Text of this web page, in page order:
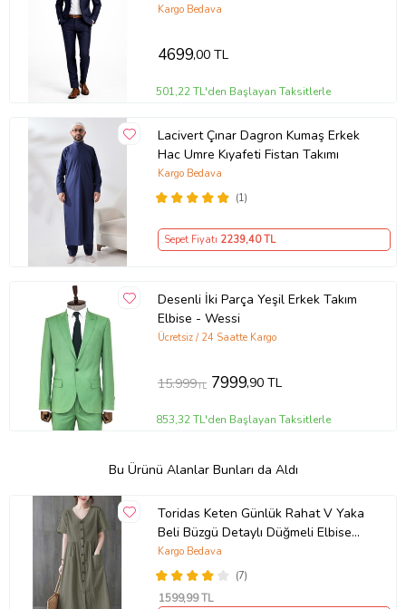
Kargo Bedava
4699,00 TL
501,22 TL'den Başlayan Taksitlerle
Lacivert Çınar Dagron Kumaş Erkek
Hac Umre Kıyafeti Fistan Takımı
(1)
Kargo Bedava
Sepet Fiyatı 2239,40 TL
Desenli İki Parça Yeşil Erkek Takım
Elbise - Wessi
Ücretsiz / 24 Saatte Kargo
15.999TL 7999,90 TL
853,32 TL'den Başlayan Taksitlerle
Bu Ürünü Alanlar Bunları da Aldı
Toridas Keten Günlük Rahat V Yaka
Beli Büzgü Detaylı Düğmeli Elbise
LN04haki3
(7)
Kargo Bedava
1599,99 TL